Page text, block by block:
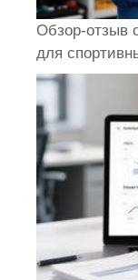
Обзор-отзыв
для